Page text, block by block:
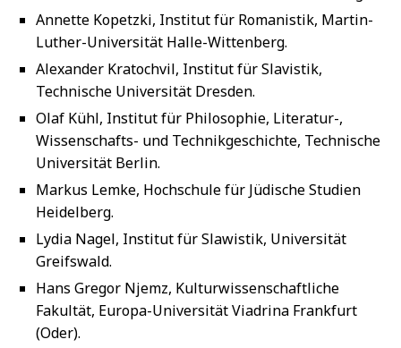
Annette Kopetzki, Institut für Romanistik, Martin-
Luther-Universität Halle-Wittenberg.
Alexander Kratochvil, Institut für Slavistik,
Technische Universität Dresden.
Olaf Kühl, Institut für Philosophie, Literatur-,
Wissenschafts- und Technikgeschichte, Technische
Universität Berlin.
Markus Lemke, Hochschule für Jüdische Studien
Heidelberg.
Lydia Nagel, Institut für Slawistik, Universität
Greifswald.
Hans Gregor Njemz, Kulturwissenschaftliche
Fakultät, Europa-Universität Viadrina Frankfurt
(Oder).